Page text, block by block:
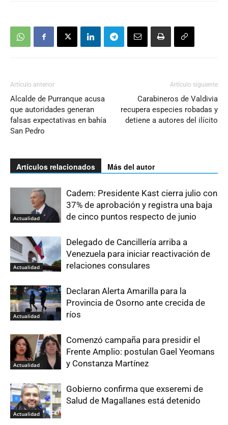
Artículo anterior
Alcalde de Purranque acusa
que autoridades generan
falsas expectativas en bahía
San Pedro
Artículo siguiente
Carabineros de Valdivia
recupera especies robadas y
detiene a autores del ilícito
Artículos relacionados Más del autor
Actualidad
Cadem: Presidente Kast cierra julio con
37% de aprobación y registra una baja
de cinco puntos respecto de junio
Actualidad
Delegado de Cancillería arriba a
Venezuela para iniciar reactivación de
relaciones consulares
Actualidad
Declaran Alerta Amarilla para la
Provincia de Osorno ante crecida de
ríos
Actualidad
Comenzó campaña para presidir el
Frente Amplio: postulan Gael Yeomans
y Constanza Martínez
Actualidad
Gobierno confirma que exseremi de
Salud de Magallanes está detenido